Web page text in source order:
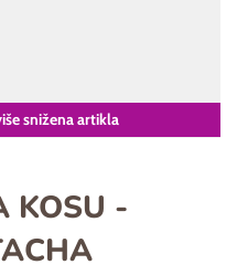
snižena artikla
KOSU -